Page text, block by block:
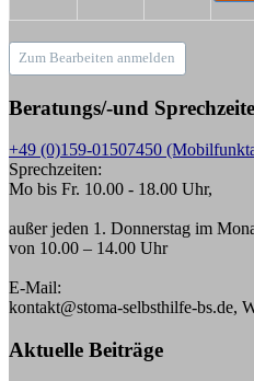
Zum Bearbeiten anmelden
Beratungs/-und
+49 (0)159-01507450
Sprechzeiten:
Mo bis Fr. 10.00 - 18.00 Uhr,
außer jeden 1. Donnerstag im
von 10.00 – 14.00 Uhr
E-Mail:
kontakt@stoma-selbsthilfe-bs.de,
Aktuelle Beiträge